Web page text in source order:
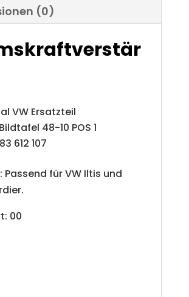
(0)
VW Ersatzteil
48-10 POS 1
612 107
Passend für VW Iltis und
00